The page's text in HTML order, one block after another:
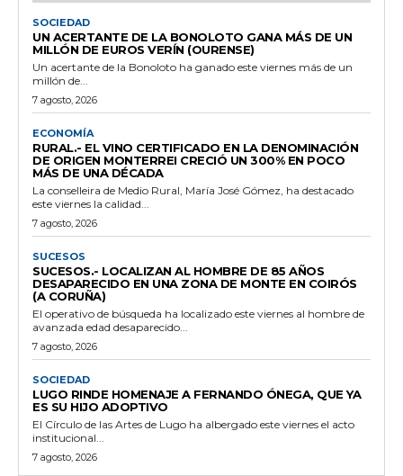
SOCIEDAD
UN ACERTANTE DE LA BONOLOTO GANA MÁS DE UN
MILLÓN DE EUROS VERÍN (OURENSE)
Un acertante de la Bonoloto ha ganado este viernes más de un
millón de...
7 agosto, 2026
ECONOMÍA
RURAL.- EL VINO CERTIFICADO EN LA DENOMINACIÓN
DE ORIGEN MONTERREI CRECIÓ UN 300% EN POCO
MÁS DE UNA DÉCADA
La conselleira de Medio Rural, María José Gómez, ha destacado
este viernes la calidad...
7 agosto, 2026
SUCESOS
SUCESOS.- LOCALIZAN AL HOMBRE DE 85 AÑOS
DESAPARECIDO EN UNA ZONA DE MONTE EN COIRÓS
(A CORUÑA)
El operativo de búsqueda ha localizado este viernes al hombre de
avanzada edad desaparecido...
7 agosto, 2026
SOCIEDAD
LUGO RINDE HOMENAJE A FERNANDO ÓNEGA, QUE YA
ES SU HIJO ADOPTIVO
El Círculo de las Artes de Lugo ha albergado este viernes el acto
institucional...
7 agosto, 2026